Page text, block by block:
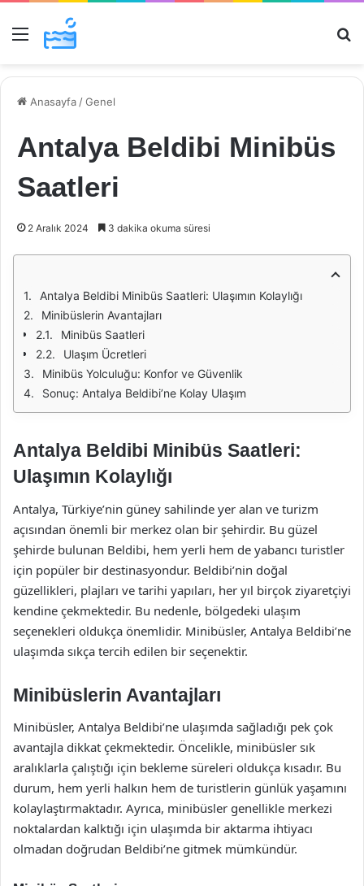
Menü
Anasayfa /Genel
Antalya Beldibi Minibüs
Saatleri
2 Aralık 2024 3 dakika okuma süresi
Antalya Beldibi Minibüs Saatleri: Ulaşımın Kolaylığı
Minibüslerin Avantajları
Minibüs Saatleri
Ulaşım Ücretleri
Minibüs Yolculuğu: Konfor ve Güvenlik
Sonuç: Antalya Beldibi’ne Kolay Ulaşım
Antalya Beldibi Minibüs Saatleri:
Ulaşımın Kolaylığı
Antalya, Türkiye’nin güney sahilinde yer alan ve turizm
açısından önemli bir merkez olan bir şehirdir. Bu güzel
şehirde bulunan Beldibi, hem yerli hem de yabancı turistler
için popüler bir destinasyondur. Beldibi’nin doğal
güzellikleri, plajları ve tarihi yapıları, her yıl birçok ziyaretçiyi
kendine çekmektedir. Bu nedenle, bölgedeki ulaşım
seçenekleri oldukça önemlidir. Minibüsler, Antalya Beldibi’ne
ulaşımda sıkça tercih edilen bir seçenektir.
Minibüslerin Avantajları
Minibüsler, Antalya Beldibi’ne ulaşımda sağladığı pek çok
avantajla dikkat çekmektedir. Öncelikle, minibüsler sık
aralıklarla çalıştığı için bekleme süreleri oldukça kısadır. Bu
durum, hem yerli halkın hem de turistlerin günlük yaşamını
kolaylaştırmaktadır. Ayrıca, minibüsler genellikle merkezi
noktalardan kalktığı için ulaşımda bir aktarma ihtiyacı
olmadan doğrudan Beldibi’ne gitmek mümkündür.